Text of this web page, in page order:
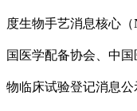
度生物手艺消息核心
国医学配备协会、中
物临床试验登记消息